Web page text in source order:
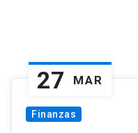
27 MAR
Finanzas